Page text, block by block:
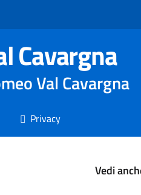
Cavargna
Val Cavargna
Privacy
Vedi